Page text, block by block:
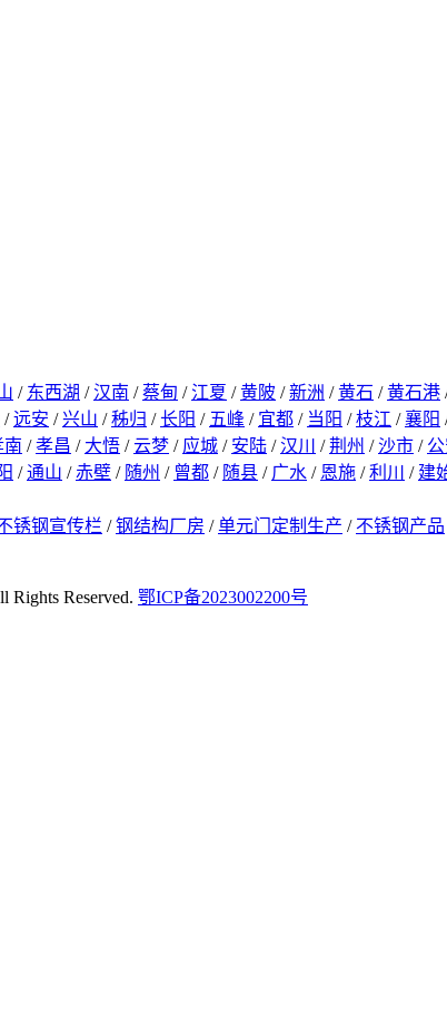
/ 东西湖 /汉南 /蔡甸 / 江夏 /黄陂 /新洲 /黄石 /黄石港
/远安 /兴山 /秭归 /长阳 / 五峰 / 宜都 / 当阳 /枝江 /襄阳
南 /孝昌 / 大悟 /云梦 / 应城 / 安陆 /汉川 /荆州 /沙市 /
/通山 /赤壁 / 随州 / 曾都 / 随县 / 广水 / 恩施 /利川 / 建
锈钢宣传栏 /钢结构厂房 /单元门定制生产 / 不锈钢产品
Rights Reserved. 鄂ICP备2023002200号